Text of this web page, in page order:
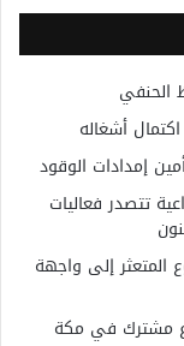
الحنفي
أشغاله
تتصدر فعاليات
المتعثر إلى واجهة
مشترك في مكة